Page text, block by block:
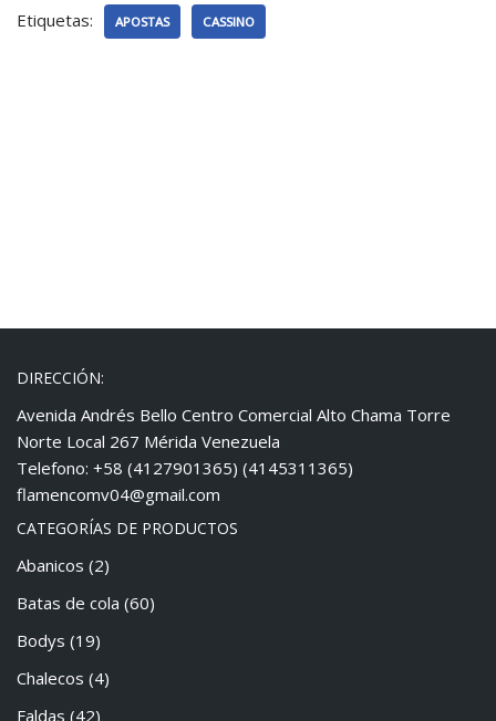
Etiquetas: APOSTAS CASSINO
DIRECCIÓN:
Avenida Andrés Bello Centro Comercial Alto Chama Torre
Norte Local 267 Mérida Venezuela
Telefono: +58 (4127901365) (4145311365)
flamencomv04@gmail.com
CATEGORÍAS DE PRODUCTOS
Abanicos (2)
Batas de cola (60)
Bodys (19)
Chalecos (4)
Faldas (42)